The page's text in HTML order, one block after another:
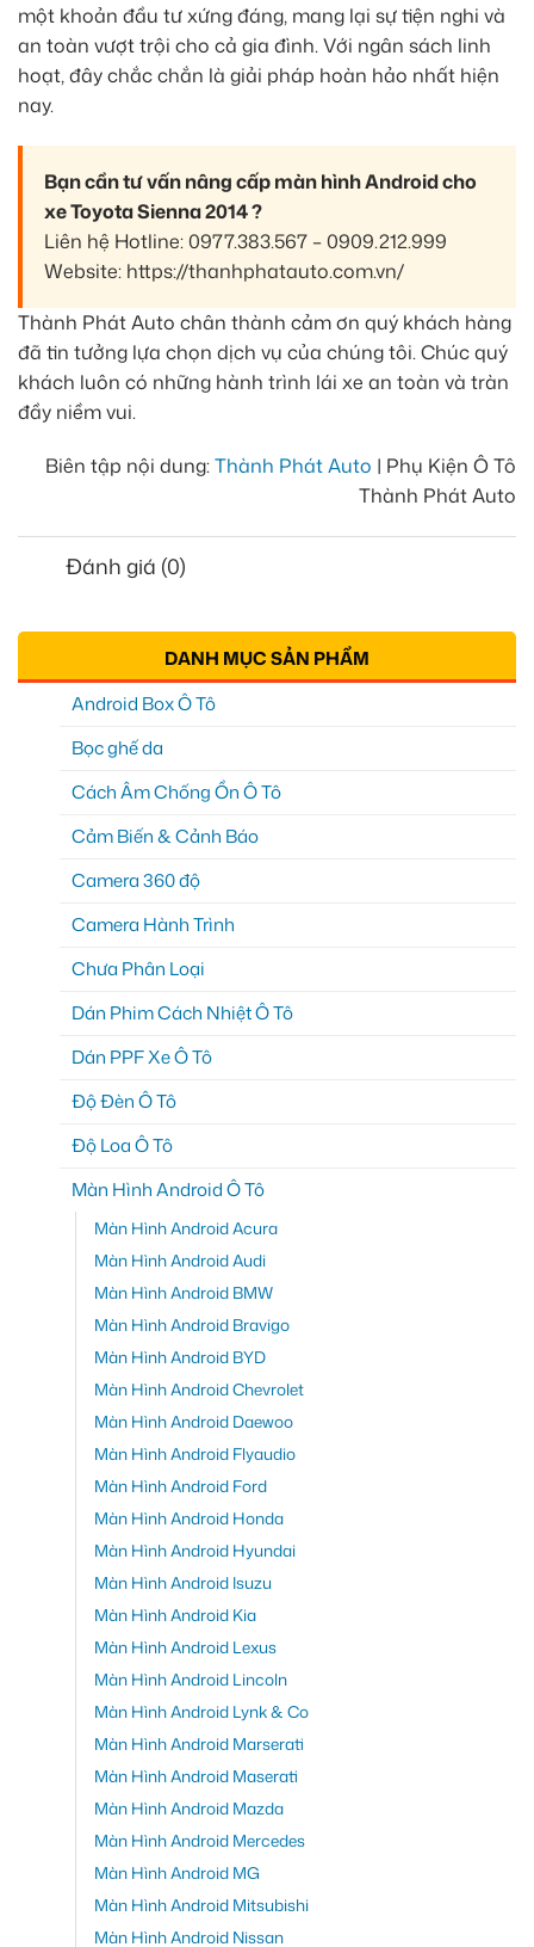
một khoản đầu tư xứng đáng, mang lại sự tiện nghi và
an toàn vượt trội cho cả gia đình. Với ngân sách linh
hoạt, đây chắc chắn là giải pháp hoàn hảo nhất hiện
nay.
Bạn cần tư vấn nâng cấp màn hình Android cho
xe Toyota Sienna 2014 ?
Liên hệ Hotline: 0977.383.567 – 0909.212.999
Website: https://thanhphatauto.com.vn/
Thành Phát Auto chân thành cảm ơn quý khách hàng
đã tin tưởng lựa chọn dịch vụ của chúng tôi. Chúc quý
khách luôn có những hành trình lái xe an toàn và tràn
đầy niềm vui.
Biên tập nội dung:Thành Phát Auto | Phụ Kiện Ô Tô
Thành Phát Auto
Đánh giá (0)
DANH MỤC SẢN PHẨM
Android Box Ô Tô
Bọc ghế da
Cách Âm Chống Ồn Ô Tô
Cảm Biến & Cảnh Báo
Camera 360 độ
Camera Hành Trình
Chưa Phân Loại
Dán Phim Cách Nhiệt Ô Tô
Dán PPF Xe Ô Tô
Độ Đèn Ô Tô
Độ Loa Ô Tô
Màn Hình Android Ô Tô
Màn Hình Android Acura
Màn Hình Android Audi
Màn Hình Android BMW
Màn Hình Android Bravigo
Màn Hình Android BYD
Màn Hình Android Chevrolet
Màn Hình Android Daewoo
Màn Hình Android Flyaudio
Màn Hình Android Ford
Màn Hình Android Honda
Màn Hình Android Hyundai
Màn Hình Android Isuzu
Màn Hình Android Kia
Màn Hình Android Lexus
Màn Hình Android Lincoln
Màn Hình Android Lynk & Co
Màn Hình Android Marserati
Màn Hình Android Maserati
Màn Hình Android Mazda
Màn Hình Android Mercedes
Màn Hình Android MG
Màn Hình Android Mitsubishi
Màn Hình Android Nissan